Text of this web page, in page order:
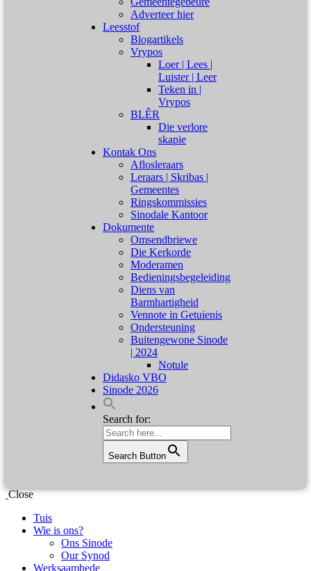
Adverteer hier
Leesstof
Blogartikels
Vrypos
Loer | Lees |
Luister | Leer
Teken in |
Vrypos
BLÊR
Die verlore
skapie
Kontak Ons
Aflosleraars
Leraars | Skribas |
Gemeentes
Ringskommissies
Sinodale Kantoor
Dokumente
Omsendbriewe
Die Kerkorde
Moderamen
Bedieningsbegeleiding
Diens van
Barmhartigheid
Vennote in Getuienis
Ondersteuning
Buitengewone Sinode
| 2024
Notule
Didasko VBO
Sinode 2026
Search for:
Search Button
Close
Tuis
Wie is ons?
Ons Sinode
Our Synod
Werksaamhede